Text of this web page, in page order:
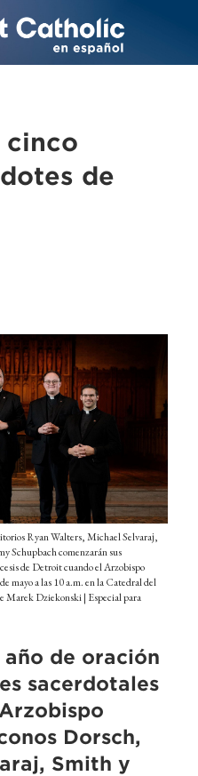
cinco
de
Ryan Walters, Michael Selvaraj,
Schupbach comenzarán sus
de Detroit cuando el Arzobispo
mayo a las 10 a.m. en la Catedral del
Marek Dziekonski | Especial para
de oración
sacerdotales
Dorsch,
Smith y